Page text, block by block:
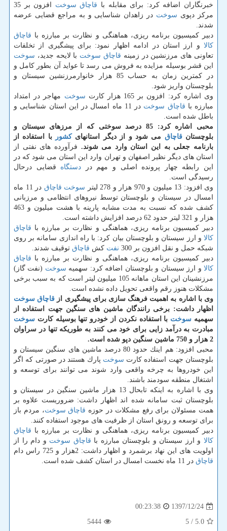
خبرنگاران اضافه كرد: برای مقابله با قاچاق سوخت
افزون بر 35
مركز دپوی سوخت در زاهدان شناسایی و به مراجع قضایی عرضه
شدند.
دبیر كمیسیون برنامه ریزی، هماهنگی و نظارت بر مبارزه با قاچاق
كالا و ارز استان در ادامه اظهار نمود: برای پیشگیری از تخلفات
تعاونی های مرزنشین در زمینه قاچاق سوخت با لایحه جدید، سوخت
این قشر بوسیله مزایده به فروش می رسد تا عواید آن بطور كامل و
در كمترین زمان به حساب 85 هزار خانوارمرزنشین سیستان و
بلوچستان واریز شود.
وی اشاره كرد: افزون بر 165 هزار كارت
سوخت مهاجر در امتداد
مبارزه با قاچاق سوخت
در 11 ماه امسال در این استان شناسایی و
باطل شده است.
محبی اشاره كرد: 85 درصد سوختی كه از مرزهای سیستان و
بلوچستانقاچاق می شود و از دیگر استانهایكشور
با استفاده از
بارنامه جعلی به این استان وارد می شوند. فرآورده های نفتی از
استان های دیگر نظیر اصفهان و تهران وارد این استان می شود كه در
این رابطه چهار پرونده اصلی و مهم در دستگاه قضایی درحال
رسیدگی است.
وی افزود: 13 میلیون و 970 هزار و 278 لیتر
سوخت قاچاق
در 11 ماه
امسال در سیستان و بلوچستان توسط نیروهای انتظامی و مرزبانی
كشف شده كه نسبت به مدت مشابه پارینه با هشت میلیون و 463
هزار و 321 لیتر حدود 62 درصد افزایش داشته است.
دبیر كمیسیون برنامه ریزی، هماهنگی و نظارت بر مبارزه با قاچاق
كالا و ارز سیستان و بلوچستان بیان كرد: با راه اندازی سامانه بر روی
شبكه حمل و نقل افزون بر 300
نفت كش قاچاق توقیف شدند.
دبیر كمیسیون برنامه ریزی، هماهنگی و نظارت بر مبارزه با قاچاق
كالاو ارز سیستان و بلوچستان اضافه كرد: سهمیه سوخت (نفت گاز)
مرزنشینان این استان ماهانه 105 میلیون لیتر است كه به سبب برخی
مشكلات هنوز رقم واقعی تحویل داده نشده است.
وی با اشاره به اهمیت فرهنگ سازی برای پیشگیری از قاچاق سوخت
اظهار داشت: برخی رانندگان ماشین های سنگین جهت استفاده از
سهمیه سوخت با استفاده نكردن از خودرو تنها بوسیله كارت سوخت
مبادرت به درآمد زایی برای خود می كنند به طوریكه تنها در سراوان
2 هزار و 750 ماشین سنگین دپو شده است.
محبی افزود: هم اینك حدود 80 درصد ماشین های سنگین سیستان و
بلوچستان جهت استفاده كارت سوخت پارك هستند در صورتی كه اگر
این خودروها به چرخه واقعی وارد شوند می توانند برای توسعه و
اشتغال منطقه سودمند باشند.
وی با اشاره به اینكه تابحال 13 هزار ماشین سنگین در سیستان و
بلوچستان ثبت سامانه شده اند اظهار داشت: ضروریست علاوه بر
همت مسئولان برای رفع مشكلات در حوزه قاچاق سوخت، مردم باز
برای توسعه و رونق استان از ظرفیت های موجود استفاده كنند.
دبیر كمیسیون برنامه ریزی، هماهنگی و نظارت بر مبارزه با قاچاق
كالاو ارز سیستان و بلوچستان مبارزه با قاچاق سوخت و دام را از
اولویت های این نهاد برشمرد و اظهار داشت: 2هزار و 725 راس دام
قاچاق در 11 ماه نخست امسال در استان كشف شده است.
1397/12/24
00:23:38
5.0
/ 5
5444